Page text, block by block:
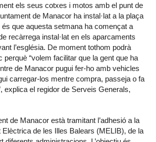
els seus cotxes i motos amb el punt de
de Manacor ha instal·lat a la plaça
que aquesta setmana ha començat a
recàrrega instal·lat en els aparcaments
l’església. De moment tothom podrà
perquè “volem facilitar que la gent que ha
de Manacor pugui fer-ho amb vehicles
carregar-los mentre compra, passeja o fa
explica el regidor de Serveis Generals,
de Manacor està tramitant l’adhesió a la
Elèctrica de les Illes Balears (MELIB), de la